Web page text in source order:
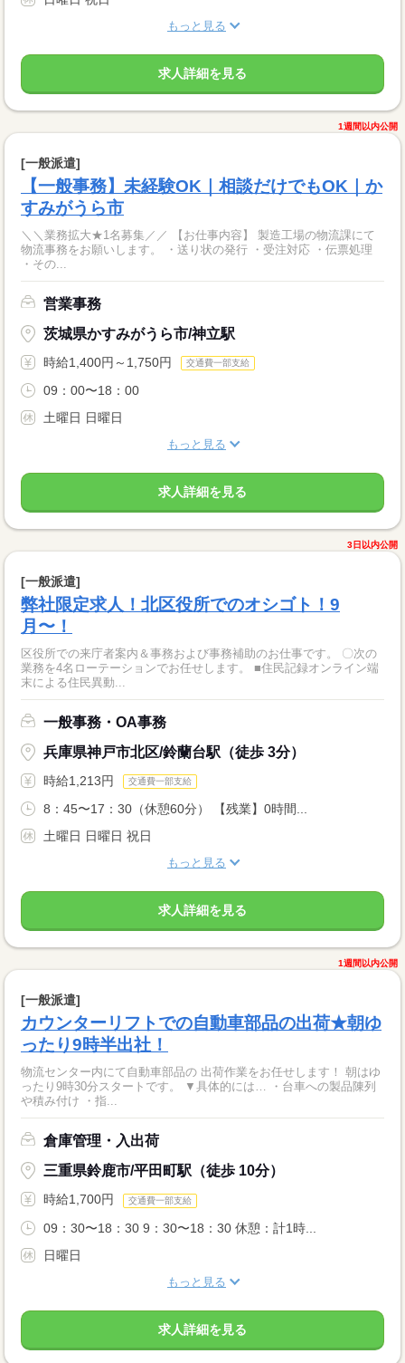
もっと見る
求人詳細を見る
1週間以内公開
[一般派遣]
【一般事務】未経験OK｜相談だけでもOK｜か
すみがうら市
＼＼業務拡大★1名募集／／ 【お仕事内容】 製造工場の物流課にて
物流事務をお願いします。 ・送り状の発行 ・受注対応 ・伝票処理
・その...
営業事務
茨城県かすみがうら市/神立駅
時給1,400円～1,750円 交通費一部支給
09：00〜18：00
土曜日 日曜日
もっと見る
求人詳細を見る
3日以内公開
[一般派遣]
弊社限定求人！北区役所でのオシゴト！9
月〜！
区役所での来庁者案内＆事務および事務補助のお仕事です。 〇次の
業務を4名ローテーションでお任せします。 ■住民記録オンライン端
末による住民異動...
一般事務・OA事務
兵庫県神戸市北区/鈴蘭台駅（徒歩 3分）
時給1,213円 交通費一部支給
8：45〜17：30（休憩60分） 【残業】0時間...
土曜日 日曜日 祝日
もっと見る
求人詳細を見る
1週間以内公開
[一般派遣]
カウンターリフトでの自動車部品の出荷★朝ゆ
ったり9時半出社！
物流センター内にて自動車部品の 出荷作業をお任せします！ 朝はゆ
ったり9時30分スタートです。 ▼具体的には… ・台車への製品陳列
や積み付け ・指...
倉庫管理・入出荷
三重県鈴鹿市/平田町駅（徒歩 10分）
時給1,700円 交通費一部支給
09：30〜18：30 9：30〜18：30 休憩：計1時...
日曜日
もっと見る
求人詳細を見る